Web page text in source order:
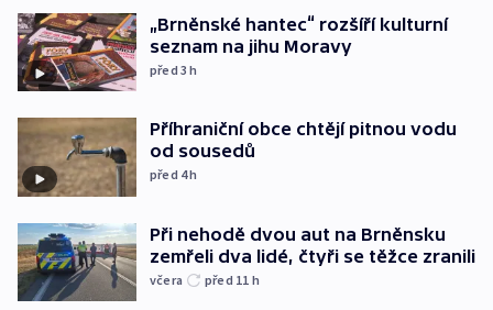
„Brněnské hantec“ rozšíří kulturní
seznam na jihu Moravy
před 3h
Příhraniční obce chtějí pitnou vodu
od sousedů
před 4h
Při nehodě dvou aut na Brněnsku
zemřeli dva lidé, čtyři se těžce zranili
včera před 11 h